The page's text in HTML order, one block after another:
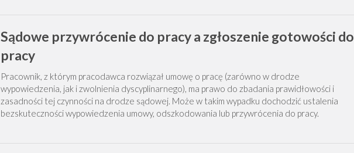
Sądowe przywrócenie do pracy a zgłoszenie gotowości do
pracy
Pracownik, z którym pracodawca rozwiązał umowę o pracę (zarówno w drodze
wypowiedzenia, jak i zwolnienia dyscyplinarnego), ma prawo do zbadania prawidłowości i
zasadności tej czynności na drodze sądowej. Może w takim wypadku dochodzić ustalenia
bezskuteczności wypowiedzenia umowy, odszkodowania lub przywrócenia do pracy.